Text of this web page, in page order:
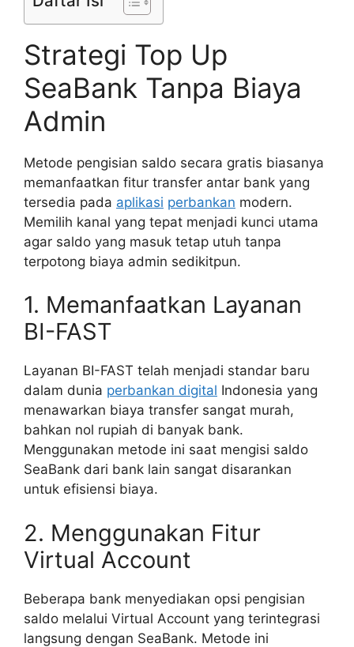
Strategi Top Up
SeaBank Tanpa Biaya
Admin
Metode pengisian saldo secara gratis biasanya
memanfaatkan fitur transfer antar bank yang
tersedia pada aplikasi perbankan modern.
Memilih kanal yang tepat menjadi kunci utama
agar saldo yang masuk tetap utuh tanpa
terpotong biaya admin sedikitpun.
1. Memanfaatkan Layanan
BI-FAST
Layanan BI-FAST telah menjadi standar baru
dalam dunia perbankan digital Indonesia yang
menawarkan biaya transfer sangat murah,
bahkan nol rupiah di banyak bank.
Menggunakan metode ini saat mengisi saldo
SeaBank dari bank lain sangat disarankan
untuk efisiensi biaya.
2. Menggunakan Fitur
Virtual Account
Beberapa bank menyediakan opsi pengisian
saldo melalui Virtual Account yang terintegrasi
langsung dengan SeaBank. Metode ini